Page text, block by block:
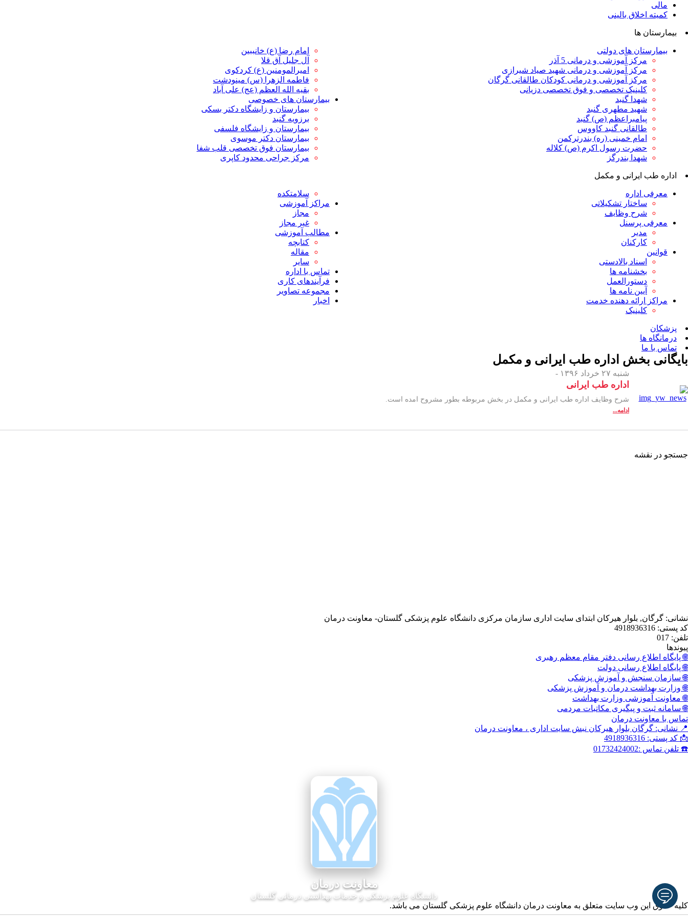
مالی
کمیته اخلاق بالینی
بیمارستان ها
بیمارستان های دولتی
مرکز آموزشی و درمانی 5 آذر
مرکز آموزشی و درمانی شهید صیاد شیرازی
مرکز آموزشی و درمانی کودکان طالقانی گرگان
کلینیک تخصصی و فوق تخصصی دزیانی
شهدا گنبد
شهید مطهری گنبد
پیامبراعظم (ص) گنبد
طالقانی گنبد کاووس
امام خمینی (ره) بندرترکمن
حضرت رسول اکرم (ص) کلاله
شهدا بندرگز
امام رضا (ع) خانببین
آل جلیل آق قلا
امیرالمومنین (ع) کردکوی
فاطمه الزهرا (س) مینودشت
بقیه الله العظم (عج) علی آباد
بیمارستان های خصوصی
بیمارستان و زایشگاه دکتر بسکی
برزویه گنبد
بیمارستان و زایشگاه فلسفی
بیمارستان دکتر موسوی
بیمارستان فوق تخصصی قلب شفا
مرکز جراحی محدود کاپری
اداره طب ایرانی و مکمل
معرفی اداره
ساختار تشکیلاتی
شرح وظایف
معرفی پرسنل
مدیر
کارکنان
قوانین
اسناد بالادستی
بخشنامه ها
دستورالعمل
آیین نامه ها
مراکز ارائه دهنده خدمت
کلینیک
سلامتکده
مراکز آموزشی
مجاز
غیر مجاز
مطالب آموزشی
کتابچه
مقاله
سایر
تماس با اداره
فرآیندهای کاری
مجموعه تصاویر
اخبار
پزشکان
درمانگاه ها
تماس با ما
بایگانی بخش اداره طب ایرانی و مکمل
شنبه ۲۷ خرداد ۱۳۹۶ -
اداره طب ایرانی
شرح وظایف اداره طب ایرانی و مکمل در بخش مربوطه بطور مشروح امده است.
ادامه...
جستجو در نقشه
نشانی: گرگان, بلوار هیرکان ابتدای سایت اداری سازمان مرکزی دانشگاه علوم پزشکی گلستان- معاونت درمان
کد پستی: 4918936316
تلفن: 017
پیوندها
🌐 پایگاه اطلاع رسانی دفتر مقام معظم رهبری
🌐 پایگاه اطلاع رسانی دولت
🌐 سازمان سنجش و آموزش پزشکی
🌐 وزارت بهداشت درمان و آموزش پزشکی
🌐 معاونت آموزشی وزارت بهداشت
🌐 سامانه ثبت و پیگیری مکاتبات مردمی
تماس با معاونت درمان
📍 نشانی: گرگان بلوار هیرکان نبش سایت اداری ، معاونت درمان
📩 کد پستی: 4918936316
☎️ تلفن تماس :01732424002
معاونت درمان
دانشگاه علوم پزشکی و خدمات بهداشتی درمانی گلستان
کلیه حقوق این وب سایت متعلق به معاونت درمان دانشگاه علوم پزشکی گلستان می باشد.